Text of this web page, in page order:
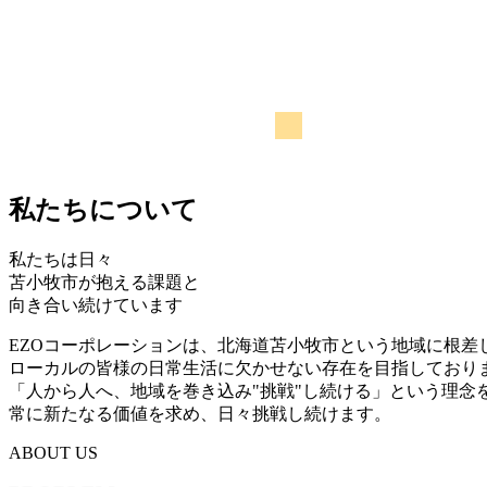
私たちについて
私たちは日々
苫小牧市が抱える課題と
向き合い続けています
EZOコーポレーションは、北海道苫小牧市という地域に根差
ローカルの皆様の日常生活に欠かせない存在を目指しており
「人から人へ、地域を巻き込み"挑戦"し続ける」という理念
常に新たなる価値を求め、日々挑戦し続けます。
ABOUT US